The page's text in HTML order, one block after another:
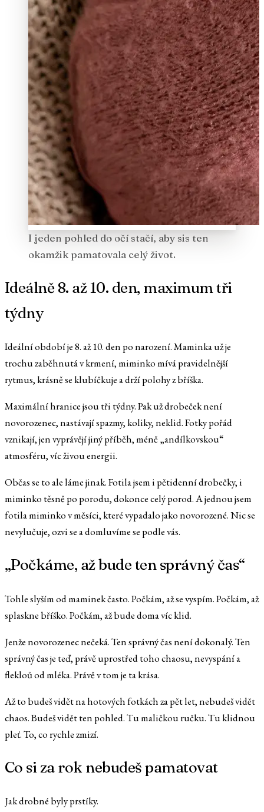
I jeden pohled do očí stačí, aby sis ten
okamžik pamatovala celý život.
Ideálně 8. až 10. den, maximum tři
týdny
Ideální období je 8. až 10. den po narození. Maminka už je
trochu zaběhnutá v krmení, miminko mívá pravidelnější
rytmus, krásně se klubíčkuje a drží polohy z bříška.
Maximální hranice jsou tři týdny. Pak už drobeček není
novorozenec, nastávají spazmy, koliky, neklid. Fotky pořád
vznikají, jen vyprávějí jiný příběh, méně „andílkovskou“
atmosféru, víc živou energii.
Občas se to ale láme jinak. Fotila jsem i pětidenní drobečky, i
miminko těsně po porodu, dokonce celý porod. A jednou jsem
fotila miminko v měsíci, které vypadalo jako novorozené. Nic se
nevylučuje, ozvi se a domluvíme se podle vás.
„Počkáme, až bude ten správný čas“
Tohle slyším od maminek často. Počkám, až se vyspím. Počkám, až
splaskne bříško. Počkám, až bude doma víc klid.
Jenže novorozenec nečeká. Ten správný čas není dokonalý. Ten
správný čas je teď, právě uprostřed toho chaosu, nevyspání a
flekloů od mléka. Právě v tom je ta krása.
Až to budeš vidět na hotových fotkách za pět let, nebudeš vidět
chaos. Budeš vidět ten pohled. Tu maličkou ručku. Tu klidnou
pleť. To, co rychle zmizí.
Co si za rok nebudeš pamatovat
Jak drobné byly prstíky.